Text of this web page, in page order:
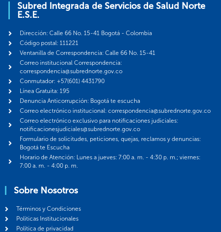
Subred Integrada de Servicios de Salud Norte
E.S.E.
Dirección: Calle 66 No. 15-41 Bogotá - Colombia
Código postal: 111221
Ventanilla de Correspondencia: Calle 66 No. 15-41
Correo institucional Correspondencia:
correspondencia@subrednorte.gov.co
Conmutador: +57(601) 4431790
Línea Gratuita: 195
Denuncia Anticorrupción: Bogotá te escucha
Correo electrónico institucional: correspondencia@subrednorte.gov.co
Correo electrónico exclusivo para notificaciones judiciales:
notificacionesjudiciales@subrednorte.gov.co
Formulario de solicitudes, peticiones, quejas, reclamos y denuncias:
Bogotá te Escucha
Horario de Atención: Lunes a jueves: 7:00 a. m. - 4:30 p. m.; viernes:
7:00 a. m. - 4:00 p. m.
Sobre Nosotros
Términos y Condiciones
Politicas Institucionales
Política de privacidad